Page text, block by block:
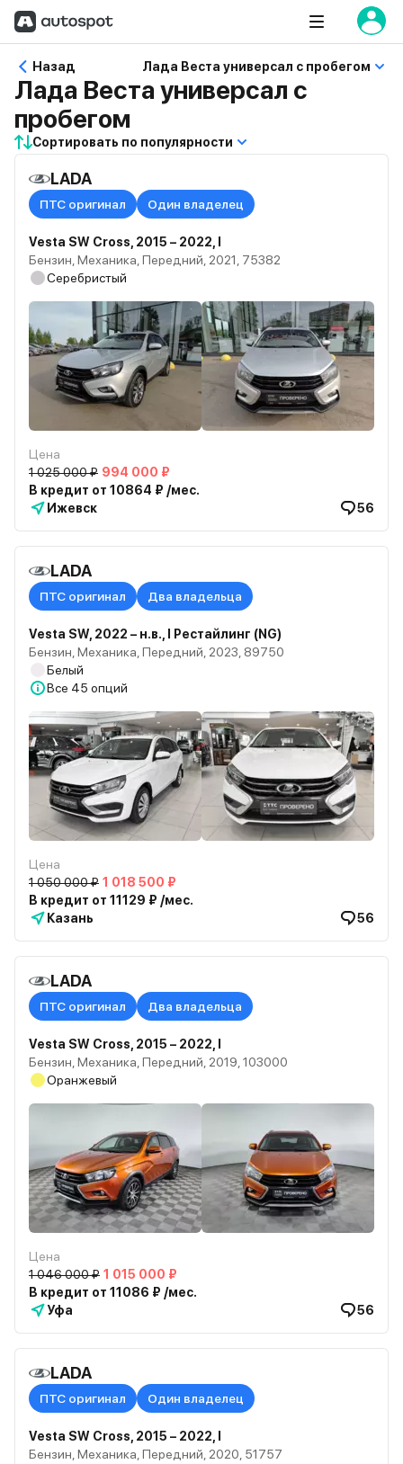
Назад Лада Веста универсал с пробегом
Лада Веста универсал с
пробегом
Сортировать по популярности
LADA
ПТС оригинал Один владелец
Vesta SW Cross, 2015 – 2022, I
Бензин, Механика, Передний, 2021, 75382
Серебристый
Цена
1 025 000 ₽ 994 000 ₽
В кредит от 10864 ₽ /мес.
Ижевск
56
LADA
ПТС оригинал Два владельца
Vesta SW, 2022 – н.в., I Рестайлинг (NG)
Бензин, Механика, Передний, 2023, 89750
Белый
Все 45 опций
Цена
1 050 000 ₽ 1 018 500 ₽
В кредит от 11129 ₽ /мес.
Казань
56
LADA
ПТС оригинал Два владельца
Vesta SW Cross, 2015 – 2022, I
Бензин, Механика, Передний, 2019, 103000
Оранжевый
Цена
1 046 000 ₽ 1 015 000 ₽
В кредит от 11086 ₽ /мес.
Уфа
56
LADA
ПТС оригинал Один владелец
Vesta SW Cross, 2015 – 2022, I
Бензин, Механика, Передний, 2020, 51757